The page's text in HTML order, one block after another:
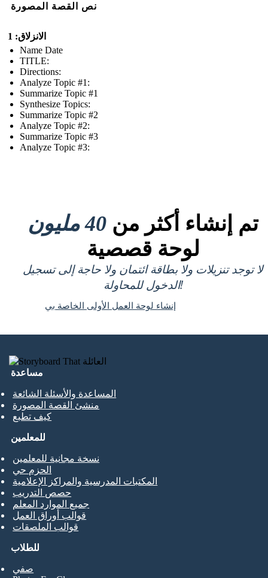
نص القصة المصورة
الانزلاق: 1
Name Date
TITLE :
Directions:
Analyze Topic #1:
Summarize Topic #1
Synthesize Topics:
Summarize Topic #2
Analyze Topic #2:
Summarize Topic #3
Analyze Topic #3:
تم إنشاء أكثر من 40 مليون
لوحة قصصية
لا توجد تنزيلات ولا بطاقة ائتمان ولا حاجة إلى تسجيل
الدخول للمحاولة!
إنشاء لوحة العمل الأولى الخاصة بي
مساعدة
المساعدة والأسئلة الشائعة
منشئ القصة المصورة
كيف تطبع
للطلاب
صفي
للمعلمين
نسخة مجانية للمعلمين
الحزم حي
المكتبات المدرسية والمراكز الإعلامية
حصص التدريب
جميع الموارد المعلم
قوالب أوراق العمل
قوالب الملصقات